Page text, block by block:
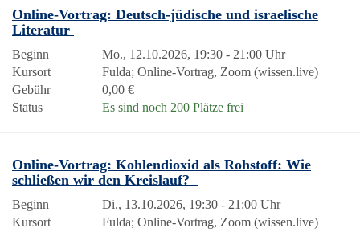
Online-Vortrag: Deutsch-jüdische und israelische
Literatur
Beginn
Mo., 12.10.2026, 19:30 - 21:00 Uhr
Kursort
Fulda; Online-Vortrag, Zoom (wissen.live)
Gebühr
0,00 €
Status
Es sind noch 200 Plätze frei
Online-Vortrag: Kohlendioxid als Rohstoff: Wie
schließen wir den Kreislauf?
Beginn
Di., 13.10.2026, 19:30 - 21:00 Uhr
Kursort
Fulda; Online-Vortrag, Zoom (wissen.live)